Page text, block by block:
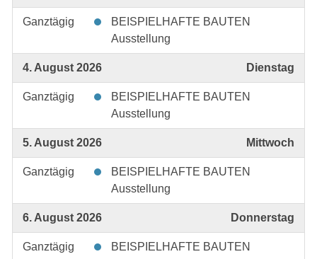
Ganztägig
BEISPIELHAFTE BAUTEN
Ausstellung
4. August 2026 Dienstag
Ganztägig
BEISPIELHAFTE BAUTEN
Ausstellung
5. August 2026 Mittwoch
Ganztägig
BEISPIELHAFTE BAUTEN
Ausstellung
6. August 2026 Donnerstag
Ganztägig
BEISPIELHAFTE BAUTEN